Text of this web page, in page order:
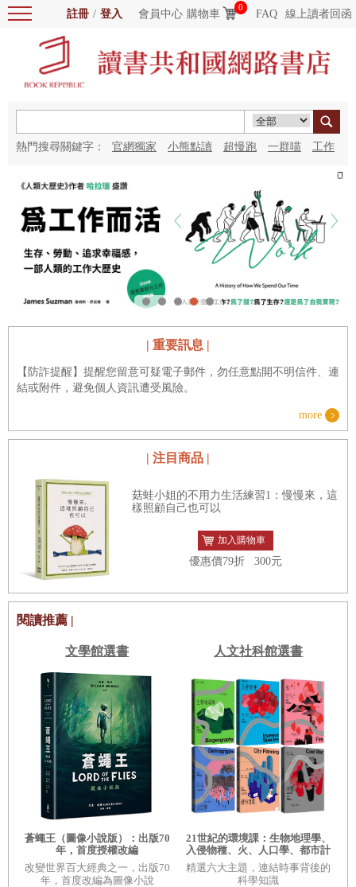
註冊 / 登入 會員中心 購物車
0
FAQ 線上讀者回函
熱門搜尋關鍵字： 官網獨家 小熊點讀 超慢跑 一群喵 工作
| 重要訊息 |
【防詐提醒】提醒您留意可疑電子郵件，勿任意點開不明信件、連
結或附件，避免個人資訊遭受風險。
more
| 注目商品 |
菇蛙小姐的不用力生活練習1：慢慢來，這
樣照顧自己也可以
加入購物車
優惠價79折 300元
閱讀推薦 |
文學館選書
蒼蠅王（圖像小說版）：出版70
年，首度授權改編
改變世界百大經典之一，出版70
年，首度改編為圖像小說
人文社科館選書
21世紀的環境課：生物地理學、
入侵物種、火、人口學、都市計
劃、冷戰（牛津非常短講 III）
精選六大主題，連結時事背後的
科學知識